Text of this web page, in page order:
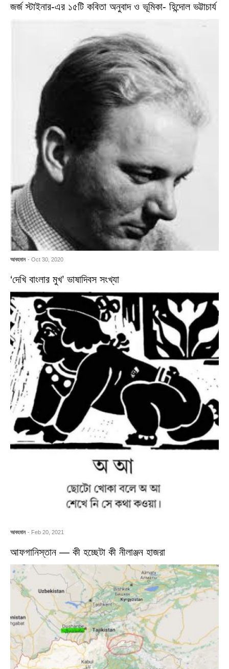
জর্জ স্টাইনার-এর ১৫টি কবিতা অনুবাদ ও ভূমিকা- হিন্দোল ভট্টাচার্য
আবহমান - Oct 30, 2020
‘দেখি বাংলার মুখ’ ভাষাদিবস সংখ্যা
আবহমান - Feb 20, 2021
আফগানিস্তান — কী হচ্ছেটা কী নীলাঞ্জন হাজরা